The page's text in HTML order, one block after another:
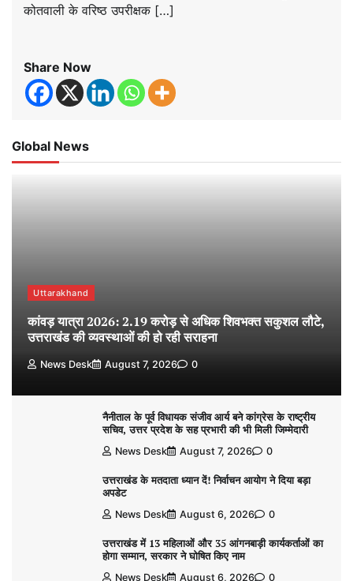
कोतवाली के वरिष्ठ उपरीक्षक […]
Share Now
Global News
Uttarakhand
कांवड़ यात्रा 2026: 2.19 करोड़ से अधिक शिवभक्त सकुशल लौटे,
उत्तराखंड की व्यवस्थाओं की हो रही सराहना
News Desk August 7, 2026 0
नैनीताल के पूर्व विधायक संजीव आर्य बने कांग्रेस के राष्ट्रीय
सचिव, उत्तर प्रदेश के सह प्रभारी की भी मिली जिम्मेदारी
News Desk August 7, 2026 0
उत्तराखंड के मतदाता ध्यान दें! निर्वाचन आयोग ने दिया बड़ा
अपडेट
News Desk August 6, 2026 0
उत्तराखंड में 13 महिलाओं और 35 आंगनबाड़ी कार्यकर्ताओं का
होगा सम्मान, सरकार ने घोषित किए नाम
News Desk August 6, 2026 0